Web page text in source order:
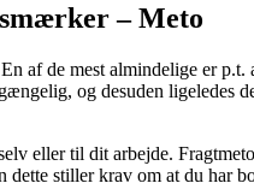
– Meto
af de mest almindelige er p.t.
og desuden ligeledes
eller til dit arbejde.
stiller krav om at du har